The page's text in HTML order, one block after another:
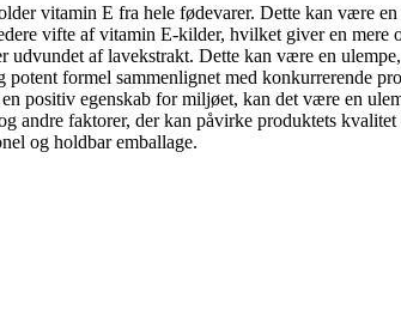
vitamin E fra hele fødevarer. Dette kan være
vifte af vitamin E-kilder, hvilket giver en
udvundet af lavekstrakt. Dette kan være en
formel sammenlignet med konkurrerende
positiv egenskab for miljøet, kan det være en
andre faktorer, der kan påvirke produktets
og holdbar emballage.